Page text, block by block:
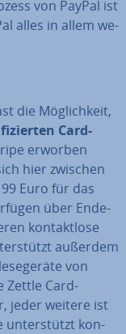
von PayPal ist
alles in allem we­
die Mög­lich­keit,
Card-
erworben
hier zwischen
Euro für das
über Ende-
kon­takt­lo­se
außerdem
von
Zettle Card-
jeder weitere ist
un­ter­stützt kon­